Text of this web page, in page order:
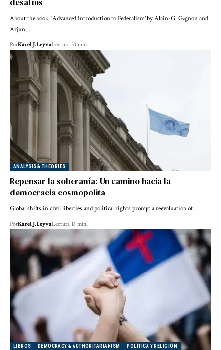
desafíos
About the book: 'Advanced Introduction to Federalism' by Alain-G. Gagnon and
Arjun…
PorKarel J. LeyvaLectura 30 min.
ANALYSIS & THEORIES
Repensar la soberanía: Un camino hacia la
democracia cosmopolita
Global shifts in civil liberties and political rights prompt a reevaluation of…
PorKarel J. LeyvaLectura 16 min.
LIBROS DEMOCRACY & AUTHORITARIANISM POLÍTICA Y RELIGIÓN